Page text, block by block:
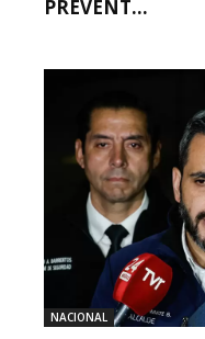
PREVENT...
NACIONAL